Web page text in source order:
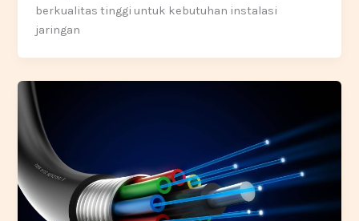
berkualitas tinggi untuk kebutuhan instalasi
jaringan